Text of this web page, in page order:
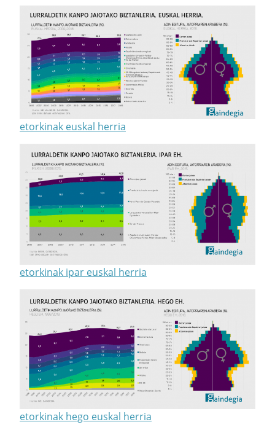
etorkinak euskal herria
etorkinak ipar euskal herria
etorkinak hego euskal herria